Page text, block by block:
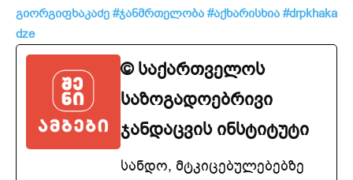
გიორგიფხაკაძე #ჯანმრთელობა #აქხარისხია #drpkhaka
dze
© საქართველოს
საზოგადოებრივი
ჯანდაცვის ინსტიტუტი
სანდო, მტკიცებულებებზე